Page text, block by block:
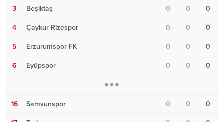
3 Beşiktaş 0 0 0
4 Çaykur Rizespor 0 0 0
5 Erzurumspor FK 0 0 0
6 Eyüpspor 0 0 0
16 Samsunspor 0 0 0